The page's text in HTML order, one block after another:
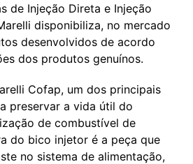
de Injeção Direta e Injeção
disponibiliza, no mercado
desenvolvidos de acordo
dos produtos genuínos.
Cofap, um dos principais
preservar a vida útil do
de combustível de
do bico injetor é a peça que
no sistema de alimentação,